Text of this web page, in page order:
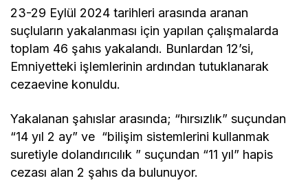
23-29 Eylül 2024 tarihleri arasında aranan
suçluların yakalanması için yapılan çalışmalarda
toplam 46 şahıs yakalandı. Bunlardan 12’si,
Emniyetteki işlemlerinin ardından tutuklanarak
cezaevine konuldu.
Yakalanan şahıslar arasında; “hırsızlık” suçundan
“14 yıl 2 ay” ve “bilişim sistemlerini kullanmak
suretiyle dolandırıcılık ” suçundan “11 yıl” hapis
cezası alan 2 şahıs da bulunuyor.